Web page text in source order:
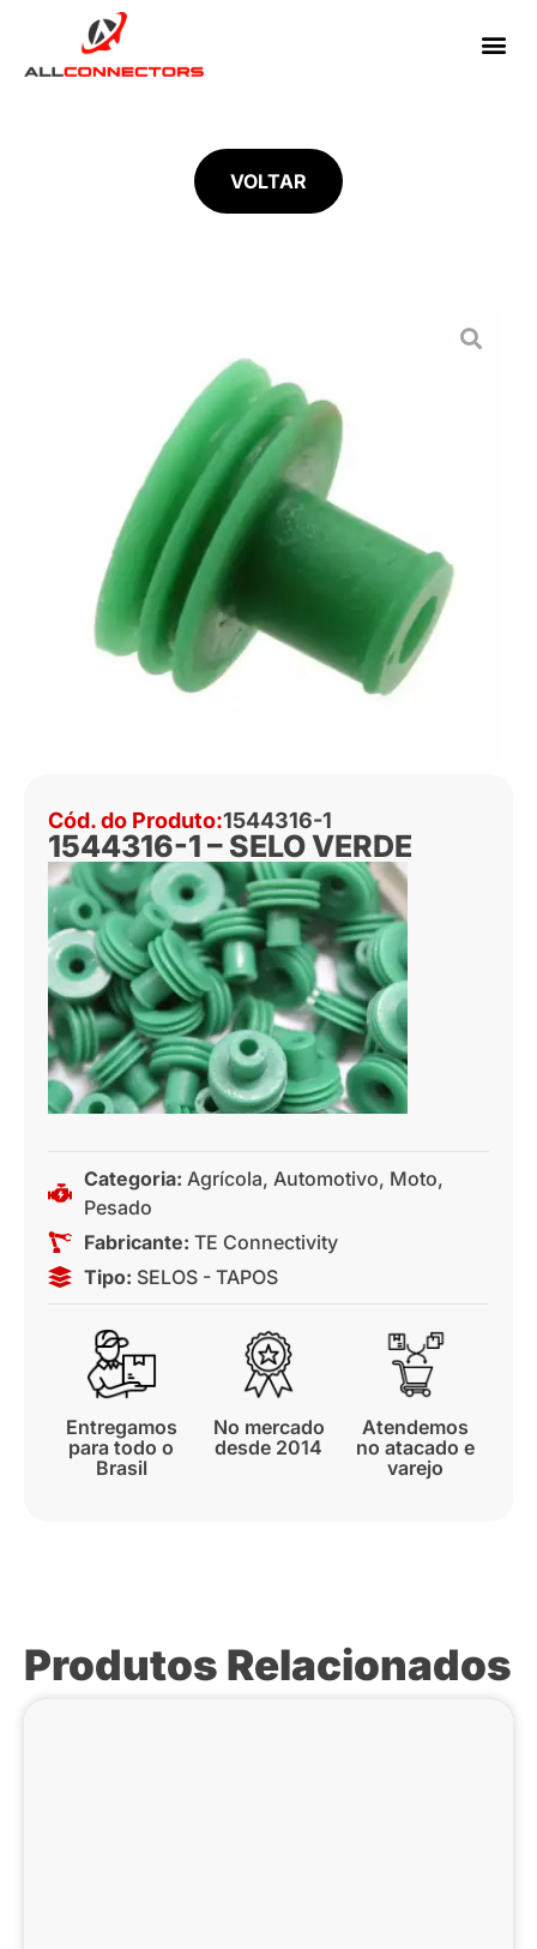
VOLTAR
Cód. do Produto:1544316-1
1544316-1 – SELO VERDE
Categoria: Agrícola, Automotivo, Moto,
Pesado
Fabricante: TE Connectivity
Tipo: SELOS - TAPOS
Entregamos
para todo o
Brasil
No mercado
desde 2014
Atendemos
no atacado e
varejo
Produtos Relacionados